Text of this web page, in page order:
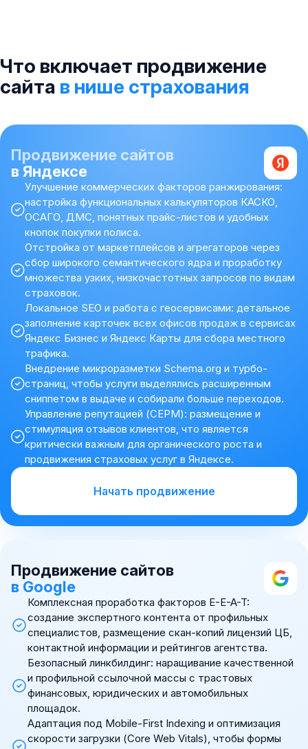
Что включает продвижение
сайта в нише страхования
Продвижение сайтов
в Яндексе
Улучшение коммерческих факторов ранжирования:
настройка функциональных калькуляторов КАСКО,
ОСАГО, ДМС, понятных прайс-листов и удобных
кнопок покупки полиса.
Отстройка от маркетплейсов и агрегаторов через
сбор широкого семантического ядра и проработку
множества узких, низкочастотных запросов по видам
страховок.
Локальное SEO и работа с геосервисами: детальное
заполнение карточек всех офисов продаж в сервисах
Яндекс Бизнес и Яндекс Карты для сбора местного
трафика.
Внедрение микроразметки Schema.org и турбо-
страниц, чтобы услуги выделялись расширенным
сниппетом в выдаче и собирали больше переходов.
Управление репутацией (СЕРМ): размещение и
стимуляция отзывов клиентов, что является
критически важным для органического роста и
продвижения страховых услуг в Яндексе.
Начать продвижение
Продвижение сайтов
в Google
Комплексная проработка факторов E-E-A-T:
создание экспертного контента от профильных
специалистов, размещение скан-копий лицензий ЦБ,
контактной информации и рейтингов агентства.
Безопасный линкбилдинг: наращивание качественной
и профильной ссылочной массы с трастовых
финансовых, юридических и автомобильных
площадок.
Адаптация под Mobile-First Indexing и оптимизация
скорости загрузки (Core Web Vitals), чтобы формы